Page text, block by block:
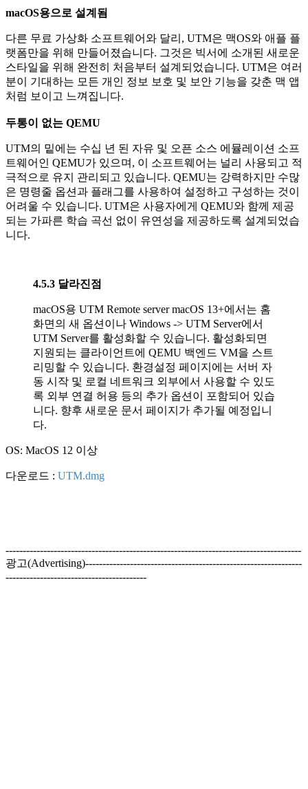
macOS용으로 설계됨
다른 무료 가상화 소프트웨어와 달리, UTM은 맥OS와 애플 플
랫폼만을 위해 만들어졌습니다. 그것은 빅서에 소개된 새로운
스타일을 위해 완전히 처음부터 설계되었습니다. UTM은 여러
분이 기대하는 모든 개인 정보 보호 및 보안 기능을 갖춘 맥 앱
처럼 보이고 느껴집니다.
두통이 없는 QEMU
UTM의 밑에는 수십 년 된 자유 및 오픈 소스 에뮬레이션 소프
트웨어인 QEMU가 있으며, 이 소프트웨어는 널리 사용되고 적
극적으로 유지 관리되고 있습니다. QEMU는 강력하지만 수많
은 명령줄 옵션과 플래그를 사용하여 설정하고 구성하는 것이
어려울 수 있습니다. UTM은 사용자에게 QEMU와 함께 제공
되는 가파른 학습 곡선 없이 유연성을 제공하도록 설계되었습
니다.
4.5.3 달라진점
macOS용 UTM Remote server macOS 13+에서는 홈
화면의 새 옵션이나 Windows -> UTM Server에서
UTM Server를 활성화할 수 있습니다. 활성화되면
지원되는 클라이언트에 QEMU 백엔드 VM을 스트
리밍할 수 있습니다. 환경설정 페이지에는 서버 자
동 시작 및 로컬 네트워크 외부에서 사용할 수 있도
록 외부 연결 허용 등의 추가 옵션이 포함되어 있습
니다. 향후 새로운 문서 페이지가 추가될 예정입니
다.
OS: MacOS 12 이상
다운로드 : UTM.dmg
--------------------------------------------------------------------------------------
광고(Advertising)---------------------------------------------------------------
-----------------------------------------